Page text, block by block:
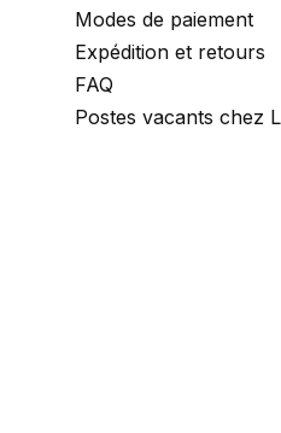
Modes de paiement
Expédition et retours
FAQ
Postes vacants chez